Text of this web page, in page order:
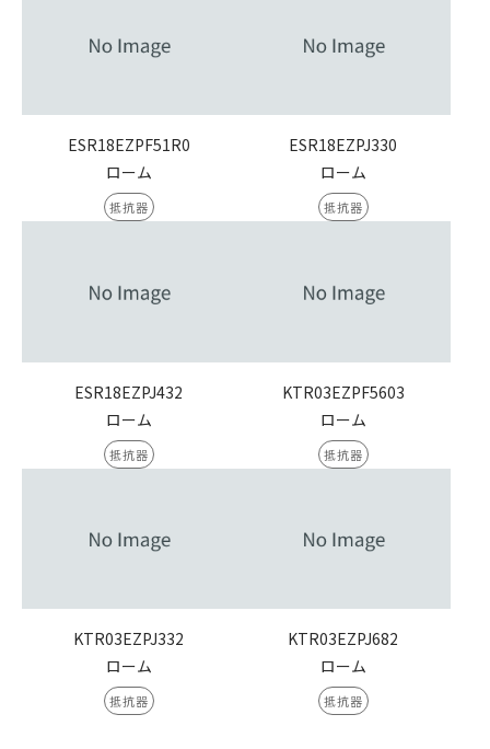
ESR18EZPF51R0
ローム
抵抗器
ESR18EZPJ330
ローム
抵抗器
ESR18EZPJ432
ローム
抵抗器
KTR03EZPF5603
ローム
抵抗器
KTR03EZPJ332
ローム
抵抗器
KTR03EZPJ682
ローム
抵抗器